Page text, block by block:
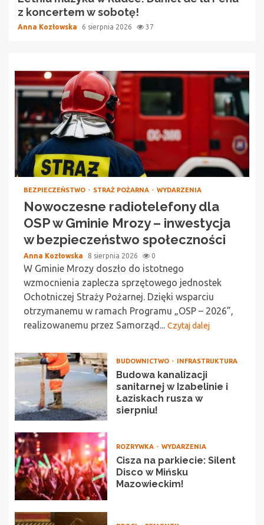
z koncertem w sobotę!
Anna Kozłowska 6 sierpnia 2026 37
BEZPIECZEŃSTWO STRAŻ POŻARNA WYDARZENIA
Nowoczesne radiotelefony dla
OSP w Gminie Mrozy – inwestycja
w bezpieczeństwo społeczności
Anna Kozłowska 8 sierpnia 2026 0
W Gminie Mrozy doszło do istotnego
wzmocnienia zaplecza sprzętowego jednostek
Ochotniczej Straży Pożarnej. Dzięki wsparciu
otrzymanemu w ramach Programu „OSP – 2026”,
realizowanemu przez Samorząd... Czytaj dalej
BUDOWNICTWO INFRASTRUKTURA
Budowa kanalizacji
sanitarnej w Izabelinie i
Łaziskach rusza w
sierpniu!
ROZRYWKA WYDARZENIA
Cisza na parkiecie: Silent
Disco w Mińsku
Mazowieckim!